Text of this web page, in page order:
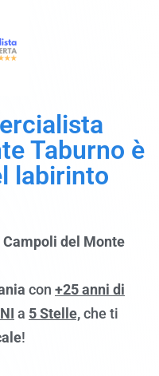
Taburno è
labirinto
del Monte
con +25 anni di
a 5 Stelle,che ti
!